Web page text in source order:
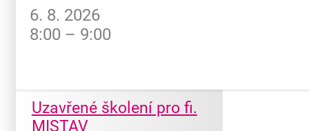
6. 8. 2026
8:00 – 9:00
Uzavřené školení pro fi.
MISTAV